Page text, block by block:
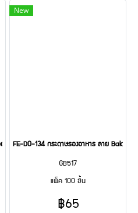
เขียว 100 pcs
New
FE-D0-134 กระดาษรองอาหาร ลาย Bakery
GB517
แพ็ค 100 ชิ้น
฿65